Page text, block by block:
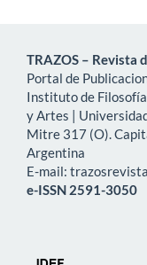
TRAZOS – Revista
Portal de
Instituto de
y Artes |
Mitre 317 (O).
Argentina
E-mail:
e-ISSN 2591-3050